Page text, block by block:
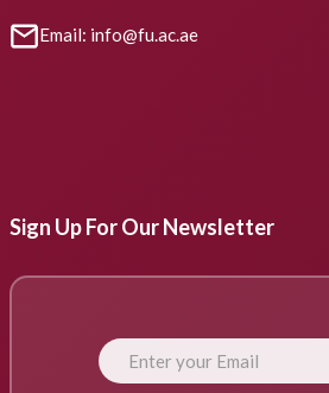
Email: info@fu.ac.ae
Sign Up For Our Newsletter